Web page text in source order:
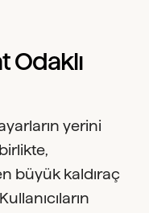
Odaklı
yerini
büyük kaldıraç